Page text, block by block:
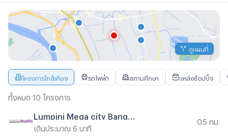
ดูแผนที่
โครงการใกล้เคียง รถไฟฟ้า สถานศึกษา แหล่งช้อปปิ้ง
ทั้งหมด 10 โครงการ
เดินประมาณ 6 นาที
0.5 กม.